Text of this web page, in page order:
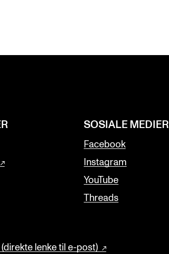
lenke til e-post)
SOSIALE MEDIER
Facebook
Instagram
YouTube
Threads